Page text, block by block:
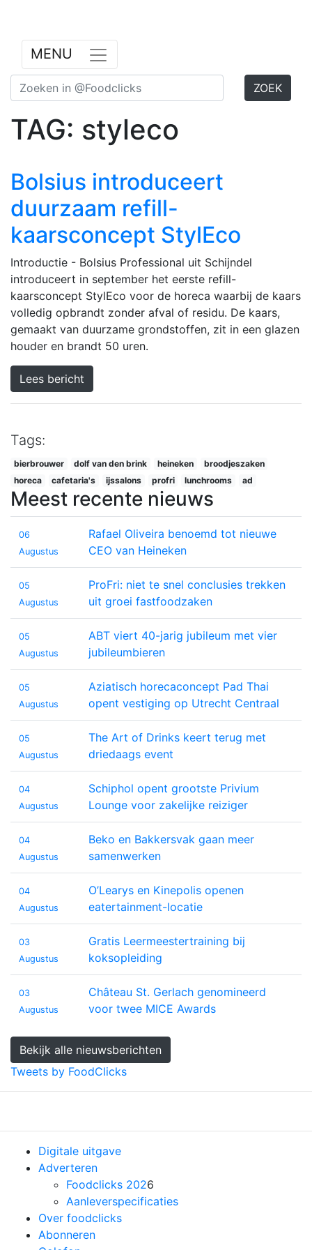
MENU
ZOEK
TAG: styleco
Bolsius introduceert
duurzaam refill-
kaarsconcept StylEco
Introductie - Bolsius Professional uit Schijndel
introduceert in september het eerste refill-
kaarsconcept StylEco voor de horeca waarbij de kaars
volledig opbrandt zonder afval of residu. De kaars,
gemaakt van duurzame grondstoffen, zit in een glazen
houder en brandt 50 uren.
Lees bericht
Tags:
bierbrouwer dolf van den brink heineken
broodjeszaken
horeca
cafetaria's ijssalons profri lunchrooms ad
Meest recente nieuws
06
Augustus
Rafael Oliveira benoemd tot nieuwe
CEO van Heineken
05
Augustus
ProFri: niet te snel conclusies trekken
uit groei fastfoodzaken
05
Augustus
ABT viert 40-jarig jubileum met vier
jubileumbieren
05
Augustus
Aziatisch horecaconcept Pad Thai
opent vestiging op Utrecht Centraal
05
Augustus
The Art of Drinks keert terug met
driedaags event
04
Augustus
Schiphol opent grootste Privium
Lounge voor zakelijke reiziger
04
Augustus
Beko en Bakkersvak gaan meer
samenwerken
04
Augustus
O’Learys en Kinepolis openen
eatertainment-locatie
03
Augustus
Gratis Leermeestertraining bij
koksopleiding
03
Augustus
Château St. Gerlach genomineerd
voor twee MICE Awards
Bekijk alle nieuwsberichten
Tweets by FoodClicks
Digitale uitgave
Adverteren
Foodclicks 2026
Aanleverspecificaties
Over foodclicks
Abonneren